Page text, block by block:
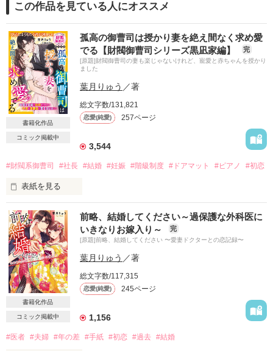
この作品を見ている人にオススメ
書籍化作品
コミック掲載中
孤高の御曹司は授かり妻を絶え間なく求め愛
でる【財閥御曹司シリーズ黒凪家編】
完
[原題]財閥御曹司の妻も楽じゃないけれど、寵愛と赤ちゃんを授かり
ました
葉月りゅう ／著
総文字数/131,821
恋愛(純愛) 257ページ
3,544
#財閥系御曹司 #社長 #結婚 #妊娠 #階級制度 #ドアマット #ピアノ #初恋
表紙を見る
家族から愛されず、居場所もなく
野良猫みたいに生きてきた
そんな私を
住む世界が違うはずのあなたは
優しく撫でて、甘やかしてくれる
「ついてくるか？　俺に」
「誰もが羨むほど幸せになって、
書籍化作品
コミック掲載中
前略、結婚してください～過保護な外科医に
いきなりお嫁入り～
完
[原題]前略、結婚してください 〜愛妻ドクターとの恋記録〜
葉月りゅう ／著
総文字数/117,315
恋愛(純愛) 245ページ
1,156
#医者 #夫婦 #年の差 #手紙 #初恋 #過去 #結婚